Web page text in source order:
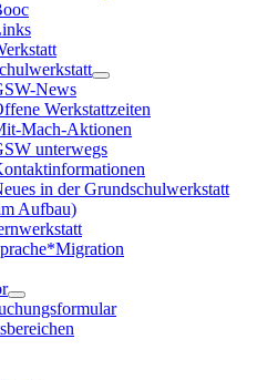
News
Werkstattzeiten
Mach-Aktionen
unterwegs
in der Grundschulwerkstatt
Aufbau)